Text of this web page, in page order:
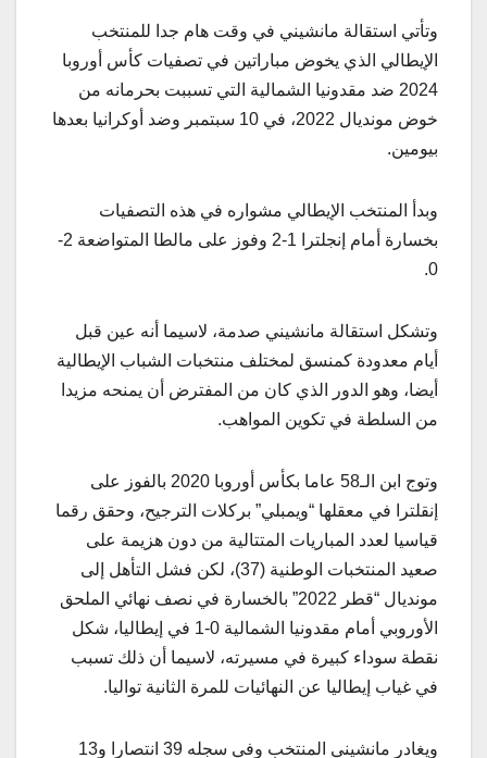
وتأتي استقالة مانشيني في وقت هام جدا للمنتخب
الإيطالي الذي يخوض مباراتين في تصفيات كأس أوروبا
2024 ضد مقدونيا الشمالية التي تسببت بحرمانه من
خوض مونديال 2022، في 10 سبتمبر وضد أوكرانيا بعدها
بيومين.
وبدأ المنتخب الإيطالي مشواره في هذه التصفيات
بخسارة أمام إنجلترا 1-2 وفوز على مالطا المتواضعة 2-
0.
وتشكل استقالة مانشيني صدمة، لاسيما أنه عين قبل
أيام معدودة كمنسق لمختلف منتخبات الشباب الإيطالية
أيضا، وهو الدور الذي كان من المفترض أن يمنحه مزيدا
من السلطة في تكوين المواهب.
وتوج ابن الـ58 عاما بكأس أوروبا 2020 بالفوز على
إنقلترا في معقلها “ويمبلي” بركلات الترجيح، وحقق رقما
قياسيا لعدد المباريات المتتالية من دون هزيمة على
صعيد المنتخبات الوطنية (37)، لكن فشل التأهل إلى
مونديال “قطر 2022” بالخسارة في نصف نهائي الملحق
الأوروبي أمام مقدونيا الشمالية 0-1 في إيطاليا، شكل
نقطة سوداء كبيرة في مسيرته، لاسيما أن ذلك تسبب
في غياب إيطاليا عن النهائيات للمرة الثانية تواليا.
ويغادر مانشيني المنتخب وفي سجله 39 انتصارا و13